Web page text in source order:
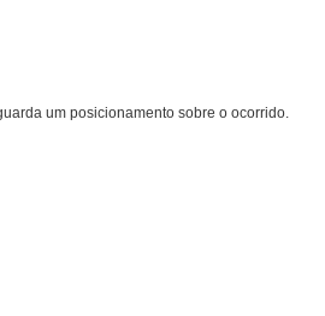
um posicionamento sobre o ocorrido.